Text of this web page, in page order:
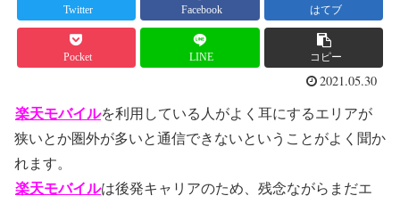
Twitter Facebook はてブ
Pocket LINE コピー
2021.05.30
楽天モバイルを利用している人がよく耳にするエリアが
狭いとか圏外が多いと通信できないということがよく聞か
れます。
楽天モバイルは後発キャリアのため、残念ながらまだエ